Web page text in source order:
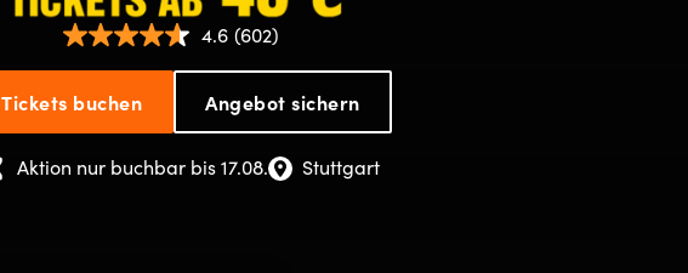
WE
WILL
4.6 (602)
Tickets buchen Angebot sichern
Aktion nur buchbar bis 17.08. Stuttgart